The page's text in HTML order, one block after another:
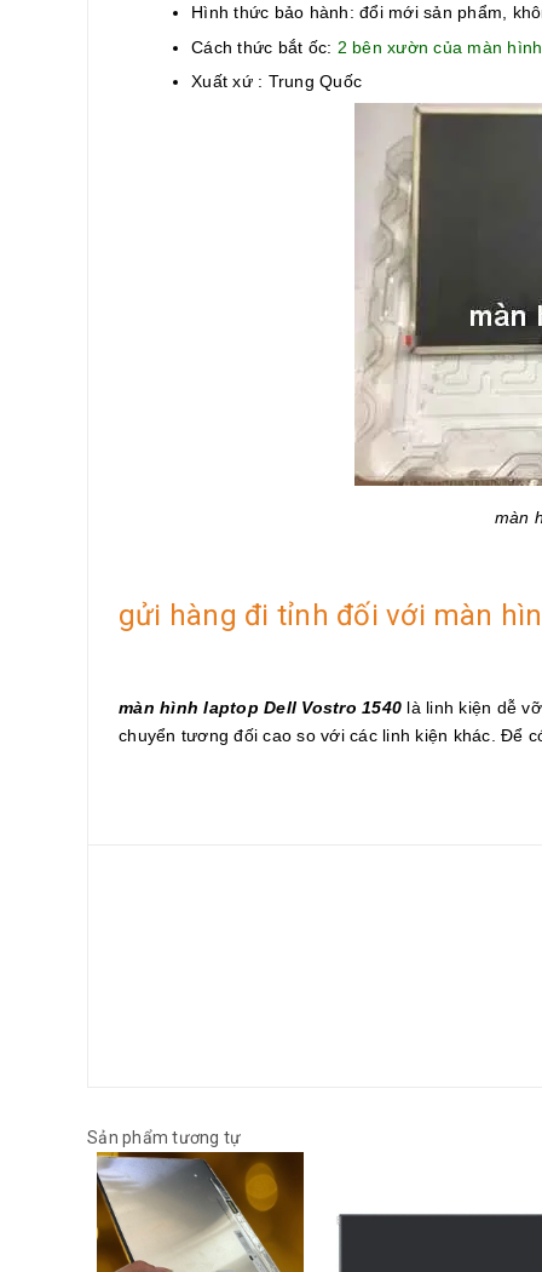
Hình thức bảo hành: đổi mới sản phẩm,
Cách thức bắt ốc: 2 bên xườn của màn hình
Xuất xứ : Trung Quốc
màn
gửi hàng đi tỉnh đối với màn
màn hình laptop Dell Vostro 1540 là linh kiện dễ
chuyển tương đối cao so với các linh kiện khác. Để
Sản phẩm tương tự